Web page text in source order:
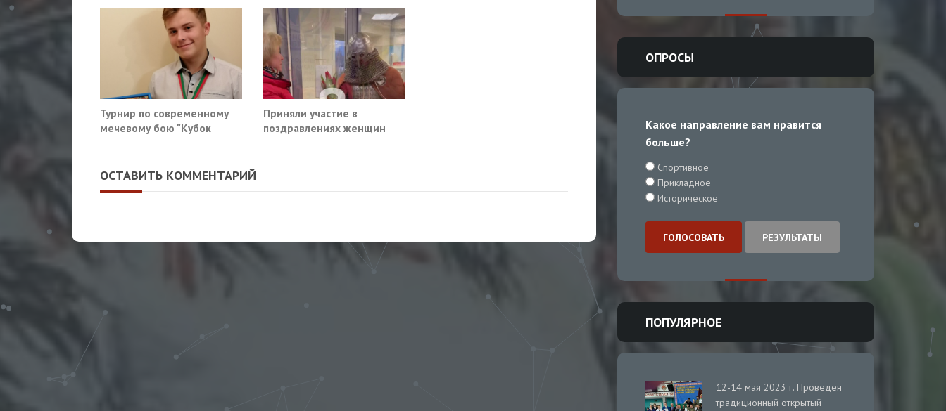
Зельве 13-14 июля
Турнир по современному
мечевому бою "Кубок
Приняли участие в
поздравлениях женщин
ОСТАВИТЬ КОММЕНТАРИЙ
ОПРОСЫ
Какое направление вам нравится
больше?
Спортивное
Прикладное
Историческое
ГОЛОСОВАТЬ РЕЗУЛЬТАТЫ
ПОПУЛЯРНОЕ
12-14 мая 2023 г. Проведён
традиционный открытый